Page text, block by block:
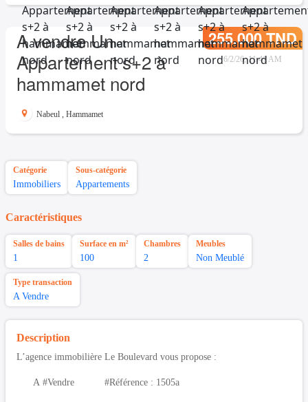
A vendre Un
Appartement s+2 à
hammamet nord
255.000 TND
6/2/26, 11:41 AM
Nabeul , Hammamet
Catégorie
Immobiliers
Sous-catégorie
Appartements
Caractéristiques
Salles de bains
1
Surface en m²
100
Chambres
2
Meubles
Non Meublé
Type transaction
A Vendre
Description
L’agence immobilière Le Boulevard vous propose :
A #Vendre #Référence : 1505a